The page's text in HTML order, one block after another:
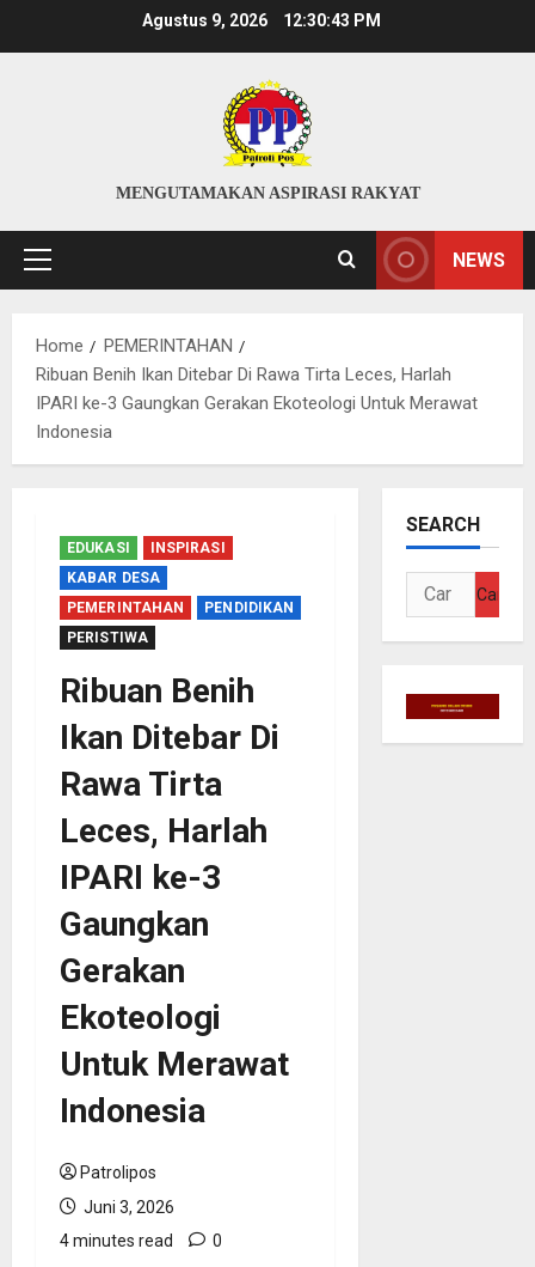
Agustus 9, 2026 12:30:44 PM
MENGUTAMAKAN ASPIRASI RAKYAT
Primary
NEWS
Home
PEMERINTAHAN
Ribuan Benih Ikan Ditebar Di Rawa Tirta Leces, Harlah
IPARI ke-3 Gaungkan Gerakan Ekoteologi Untuk Merawat
Indonesia
EDUKASI
INSPIRASI
KABAR DESA
PEMERINTAHAN
PENDIDIKAN
PERISTIWA
Ribuan Benih
Ikan Ditebar Di
Rawa Tirta
Leces, Harlah
IPARI ke-3
Gaungkan
Gerakan
Ekoteologi
Untuk Merawat
Indonesia
Patrolipos
Juni 3, 2026
4 minutes read
0
SEARCH
Cari
untuk: